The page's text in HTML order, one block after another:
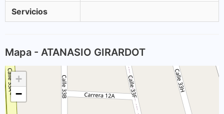
Servicios
Mapa - ATANASIO GIRARDOT
+
−